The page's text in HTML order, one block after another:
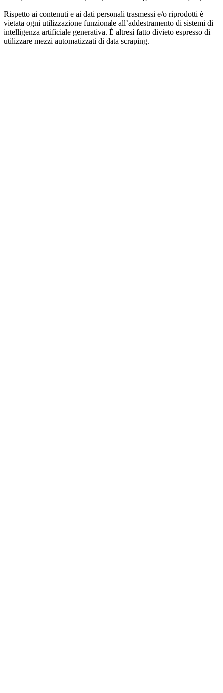
Rispetto ai contenuti e ai dati personali trasmessi e/o riprodotti è
vietata ogni utilizzazione funzionale all’addestramento di sistemi di
intelligenza artificiale generativa. È altresì fatto divieto espresso di
utilizzare mezzi automatizzati di data scraping.